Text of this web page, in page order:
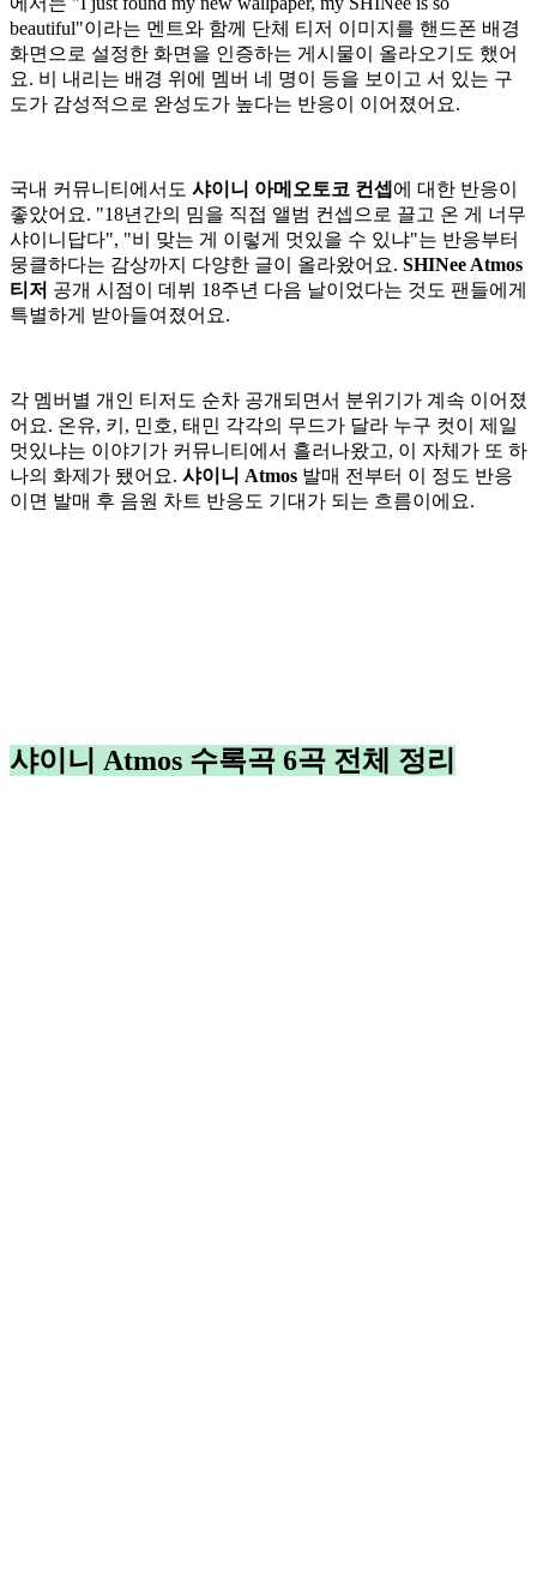
beautiful"이라는 멘트와 함께 단체 티저 이미지를 핸드폰 배경
화면으로 설정한 화면을 인증하는 게시물이 올라오기도 했어
요. 비 내리는 배경 위에 멤버 네 명이 등을 보이고 서 있는 구
도가 감성적으로 완성도가 높다는 반응이 이어졌어요.
국내 커뮤니티에서도 샤이니 아메오토코 컨셉 에 대한 반응이
좋았어요. "18년간의 밈을 직접 앨범 컨셉으로 끌고 온 게 너무
샤이니답다", "비 맞는 게 이렇게 멋있을 수 있냐"는 반응부터
뭉클하다는 감상까지 다양한 글이 올라왔어요. SHINee Atmos
티저 공개 시점이 데뷔 18주년 다음 날이었다는 것도 팬들에게
특별하게 받아들여졌어요.
각 멤버별 개인 티저도 순차 공개되면서 분위기가 계속 이어졌
어요. 온유, 키, 민호, 태민 각각의 무드가 달라 누구 컷이 제일
멋있냐는 이야기가 커뮤니티에서 흘러나왔고, 이 자체가 또 하
나의 화제가 됐어요. 샤이니 Atmos 발매 전부터 이 정도 반응
이면 발매 후 음원 차트 반응도 기대가 되는 흐름이에요.
샤이니 Atmos 수록곡 6곡 전체 정리